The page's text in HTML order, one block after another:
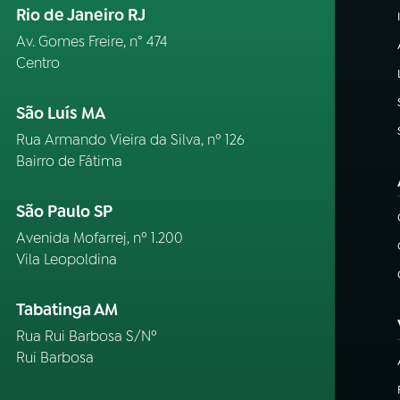
Rio de Janeiro RJ
Av. Gomes Freire, n° 474
Centro
São Luís MA
Rua Armando Vieira da Silva, nº 126
Bairro de Fátima
São Paulo SP
Avenida Mofarrej, nº 1.200
Vila Leopoldina
Tabatinga AM
Rua Rui Barbosa S/Nº
Rui Barbosa